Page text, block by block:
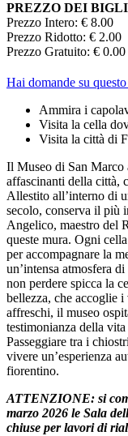
PREZZO DEI
Prezzo Intero: € 8.00
Prezzo Ridotto: € 2.00
Prezzo Gratuito: € 0.00
Hai domande su
Ammira i
Visita la cella
Visita la città di
Il Museo di San Marco
affascinanti della città,
Allestito all’interno di
secolo, conserva il più
Angelico, maestro del
queste mura. Ogni
per accompagnare la
un’intensa atmosfera
non perdere spicca la
bellezza, che accoglie
affreschi, il museo
testimonianza della
Passeggiare tra i
vivere un’esperienza
fiorentino.
ATTENZIONE: si
marzo 2026 le Sala
chiuse per lavori di